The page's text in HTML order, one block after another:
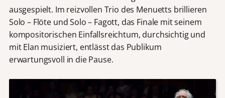
ausgespielt. Im reizvollen Trio des Menuetts brillieren
Solo – Flöte und Solo – Fagott, das Finale mit seinem
kompositorischen Einfallsreichtum, durchsichtig und
mit Elan musiziert, entlässt das Publikum
erwartungsvoll in die Pause.